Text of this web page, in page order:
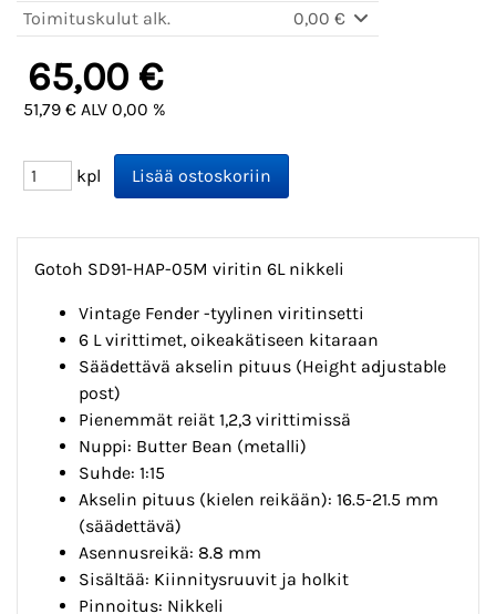
Toimituskulut alk.
0,00 €
65,00 €
51,79 € ALV 0,00 %
kpl
Gotoh SD91-HAP-05M viritin 6L nikkeli
Vintage Fender -tyylinen viritinsetti
6 L virittimet, oikeakätiseen kitaraan
Säädettävä akselin pituus (Height adjustable
post)
Pienemmät reiät 1,2,3 virittimissä
Nuppi: Butter Bean (metalli)
Suhde: 1:15
Akselin pituus (kielen reikään): 16.5-21.5 mm
(säädettävä)
Asennusreikä: 8.8 mm
Sisältää: Kiinnitysruuvit ja holkit
Pinnoitus: Nikkeli